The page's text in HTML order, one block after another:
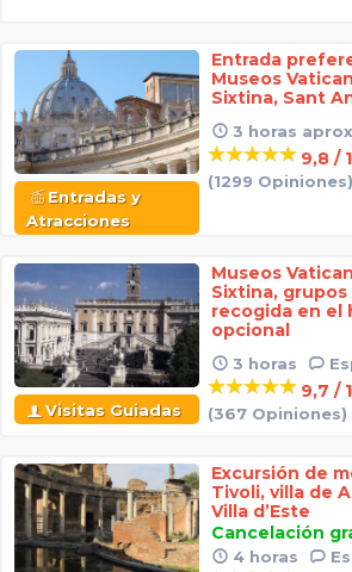
Entradas y
Atracciones
Entrada
Museos
Sixtina, Sant
3 horas aprox
9,8 /
(1299 Opiniones)
Visitas Guiadas
Museos
Sixtina,
recogida en el
opcional
3 horas
9,7 /
(367 Opiniones)
Excursión de
Tivoli, villa de
Villa d’Este
Cancelación
4 horas